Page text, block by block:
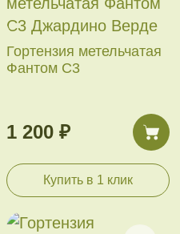
Гортензия метельчатая
Фантом С3
1 200 ₽
Купить в 1 клик